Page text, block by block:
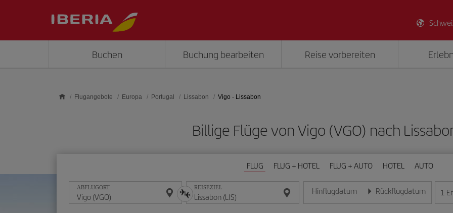
Buchen Buchung bearbeiten Reise vorbereiten
Flugangebote Europa Portugal Lissabon Vigo - Lissabon
Billige Flüge von Vigo (VGO) nach
FLUG FLUG + HOTEL FLUG + AUTO HOTEL AUTO
ABFLUGORT REISEZIEL Hinflugdatum
Geben Sie das Datum im Format Tag/Monat/Jahr
Rückflugdatum
Geben Sie das Datum im1